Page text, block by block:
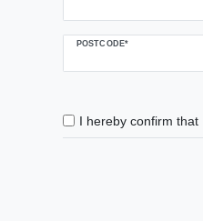
POSTCODE*
I hereby confirm